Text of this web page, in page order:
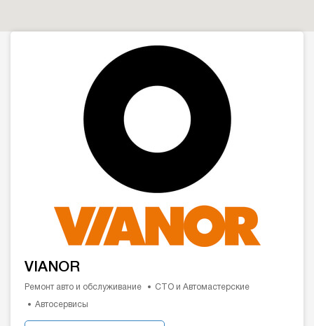
VIANOR
Ремонт авто и обслуживание СТО и Автомастерские
Автосервисы